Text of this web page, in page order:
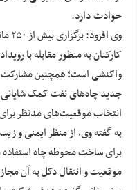
حوادث دارد.
وی
کارکنان به منظور مقابله با
جدید چاه‌های نفت کمک شایانی
انتخاب موقعیت‌های مدنظر
به گفته وی، از منظر ایمنی و
برای ساخت محوطه چاه
موقعیت و انتقال دکل به آن